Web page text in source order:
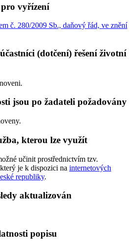
vyřízení
č. 280/2009 Sb., daňový řád, ve znění
(dotčení) řešení životní
jsou po žadateli požadovány
kterou lze využít
učinit prostřednictvím tzv.
je k dispozici na internetových
republiky.
aktualizován
popisu